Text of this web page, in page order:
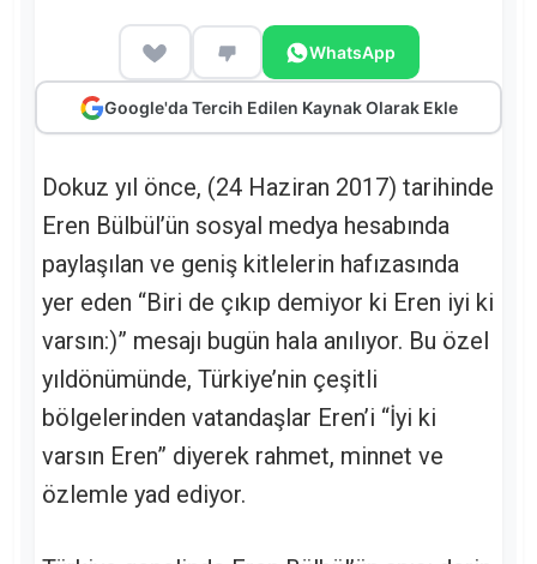
WhatsApp
Google'da Tercih Edilen Kaynak Olarak Ekle
Dokuz yıl önce, (24 Haziran 2017) tarihinde
Eren Bülbül’ün sosyal medya hesabında
paylaşılan ve geniş kitlelerin hafızasında
yer eden “Biri de çıkıp demiyor ki Eren iyi ki
varsın:)” mesajı bugün hala anılıyor. Bu özel
yıldönümünde, Türkiye’nin çeşitli
bölgelerinden vatandaşlar Eren’i “İyi ki
varsın Eren” diyerek rahmet, minnet ve
özlemle yad ediyor.